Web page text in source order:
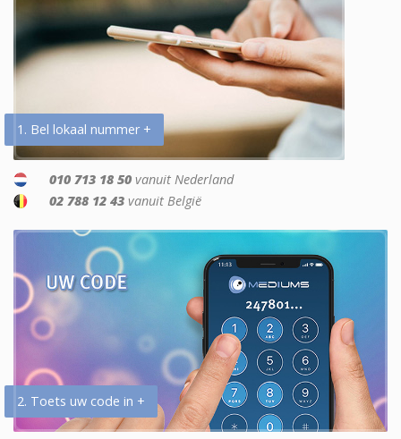
1. Bel lokaal nummer +
010 713 18 50 vanuit Nederland
02 788 12 43 vanuit België
2. Toets uw code in +